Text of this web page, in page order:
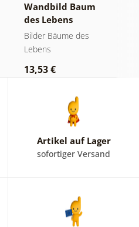
Wandbild Baum
des Lebens
goldene Magie
Bilder Bäume des
Lebens
13,53 €
Artikel auf Lager
sofortiger Versand